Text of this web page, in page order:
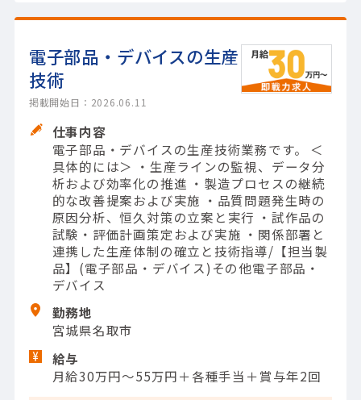
電子部品・デバイスの生産
技術
掲載開始日：2026.06.11
仕事内容
電子部品・デバイスの生産技術業務です。 ＜
具体的には＞ ・生産ラインの監視、データ分
析および効率化の推進 ・製造プロセスの継続
的な改善提案および実施 ・品質問題発生時の
原因分析、恒久対策の立案と実行 ・試作品の
試験・評価計画策定および実施 ・関係部署と
連携した生産体制の確立と技術指導/【担当製
品】(電子部品・デバイス)その他電子部品・
デバイス
勤務地
宮城県名取市
給与
月給30万円～55万円＋各種手当＋賞与年2回